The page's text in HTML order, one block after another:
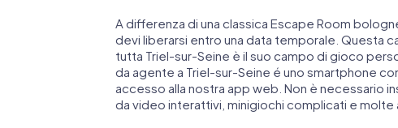
A differenza di una classica Escape Room
devi liberarsi entro una data temporale. Questa
tutta Triel-sur-Seine è il suo campo di gioco
da agente a Triel-sur-Seine é uno smartphone
accesso alla nostra app web. Non è necessario
da video interattivi, minigiochi complicati e molte